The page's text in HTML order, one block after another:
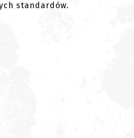
standardów.